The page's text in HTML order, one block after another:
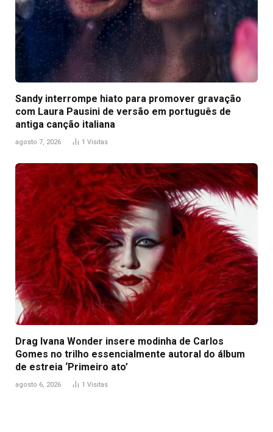
Sandy interrompe hiato para promover gravação
com Laura Pausini de versão em português de
antiga canção italiana
agosto 7, 2026 1 Visitas
Drag Ivana Wonder insere modinha de Carlos
Gomes no trilho essencialmente autoral do álbum
de estreia ‘Primeiro ato’
agosto 6, 2026 1 Visitas